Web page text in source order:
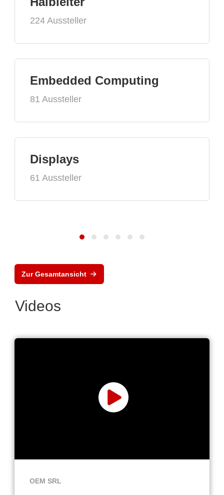
224 Aussteller
Embedded Computing
81 Aussteller
Displays
61 Aussteller
Zur Gesamtansicht
Videos
OEM SRL